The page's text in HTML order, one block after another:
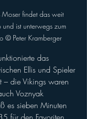
findet das weit
ist unterwegs zum
©️ Peter Kramberger
das
Ellis und Spieler
– die Vikings waren
Voznyak
es sieben Minuten